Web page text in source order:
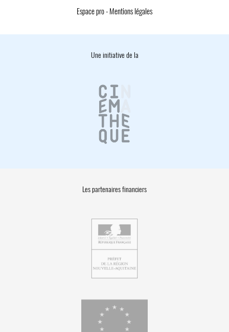
Espace pro- Mentions légales
Une initiative de la
Les partenaires financiers